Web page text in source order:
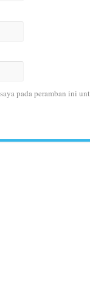
pada peramban ini